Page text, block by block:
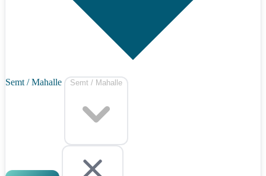
Semt / Mahalle Semt / Mahalle